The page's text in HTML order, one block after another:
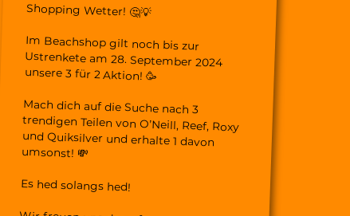
Shopping Wetter! 🤔💡
Im Beachshop gilt noch bis zur
Ustrenkete am 28. September 2024
unsere 3 für 2 Aktion! 🥳
Mach dich auf die Suche nach 3
trendigen Teilen von O’Neill, Reef, Roxy
und Quiksilver und erhalte 1 davon
umsonst! 💸
Es hed solangs hed!